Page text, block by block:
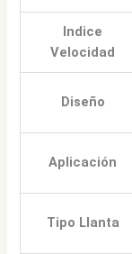
Indice
Velocidad
Diseño
Aplicación
Tipo Llanta